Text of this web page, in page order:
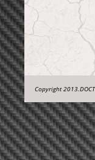
Copyright